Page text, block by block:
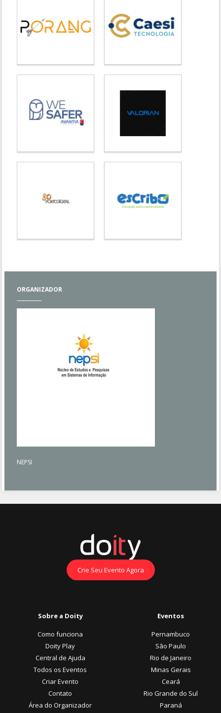
ORGANIZADOR
NEPSI
Crie Seu Evento Agora
Sobre a Doity
Como funciona
Doity Play
Central de Ajuda
Todos os Eventos
Criar Evento
Contato
Área do Organizador
Eventos
Pernambuco
São Paulo
Rio de Janeiro
Minas Gerais
Ceará
Rio Grande do Sul
Paraná